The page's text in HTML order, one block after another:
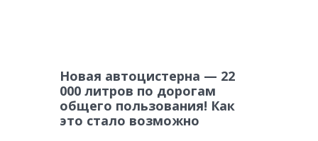
Новая автоцистерна — 22
000 литров по дорогам
общего пользования! Как
это стало возможно